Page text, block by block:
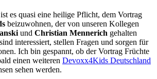
es quasi eine heilige Pflicht, dem Vortrag
beizuwohnen, der von unseren Kollegen
und Christian Mennerich gehalten
interessiert, stellen Fragen und sorgen für
Ich bin gespannt, ob der Vortrag Früchte
einen weiteren Devoxx4Kids Deutschland
sehen werden.